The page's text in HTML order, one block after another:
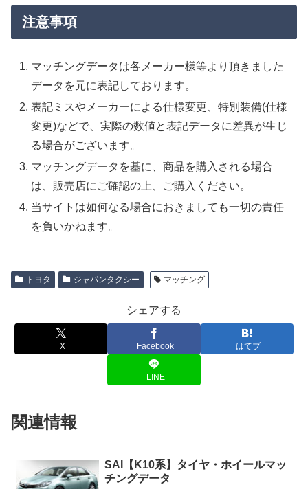
注意事項
マッチングデータは各メーカー様等より頂きました
データを元に表記しております。
表記ミスやメーカーによる仕様変更、特別装備(仕様
変更)などで、実際の数値と表記データに差異が生じ
る場合がございます。
マッチングデータを基に、商品を購入される場合
は、販売店にご確認の上、ご購入ください。
当サイトは如何なる場合におきましても一切の責任
を負いかねます。
トヨタ ジャパンタクシー マッチング
シェアする
X Facebook はてブ
LINE
関連情報
SAI【K10系】タイヤ・ホイールマッ
チングデータ